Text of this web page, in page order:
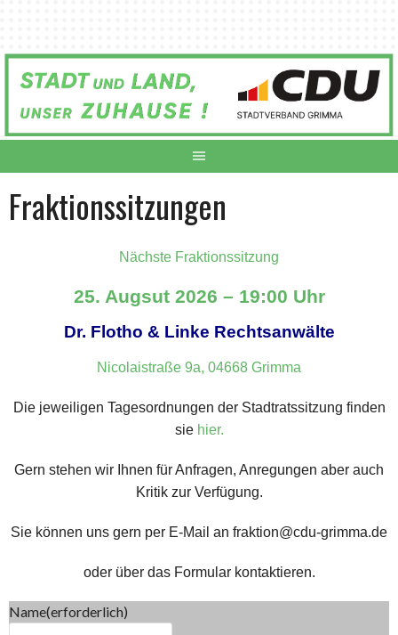
Inhalt
Fraktionssitzungen
Nächste Fraktionssitzung
25. Augsut 2026 – 19:00 Uhr
Dr. Flotho & Linke Rechtsanwälte
Nicolaistraße 9a, 04668 Grimma
Die jeweiligen Tagesordnungen der Stadtratssitzung finden
siehier.
Gern stehen wir Ihnen für Anfragen, Anregungen aber auch
Kritik zur Verfügung.
Sie können uns gern per E-Mail an fraktion@cdu-grimma.de
oder über das Formular kontaktieren.
Name(erforderlich)